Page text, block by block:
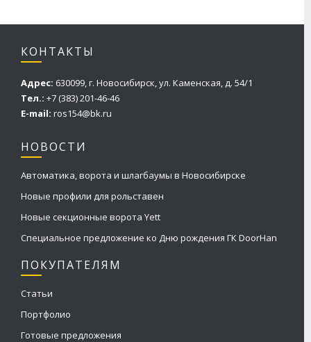
КОНТАКТЫ
Адрес: 630099, г. Новосибирск, ул. Каменская, д. 54/1
Тел.: +7 (383) 201-46-46
E-mail: ros154@bk.ru
НОВОСТИ
Автоматика, ворота и шлагбаумы в Новосибирске
Новые профили для рольставен
Новые секционные ворота Yett
Специальное предложение ко Дню рождения ГК DoorHan
ПОКУПАТЕЛЯМ
Статьи
Портфолио
Готовые предложения